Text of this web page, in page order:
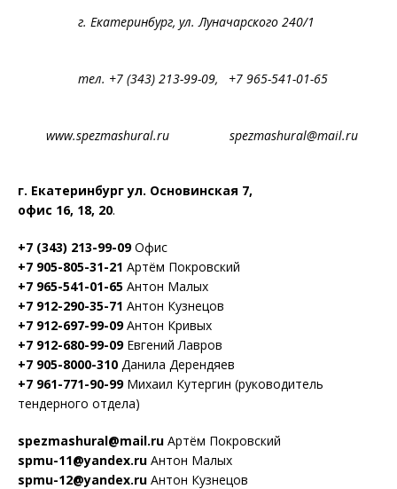
г. Екатеринбург, ул. Луначарского 240/1
тел. +7 (343) 213-99-09, +7 965-541-01-65
www.spezmashural.ru spezmashural@mail.ru
г. Екатеринбург ул. Основинская 7,
офис 16, 18, 20.
+7 (343) 213-99-09Офис
+7 905-805-31-21 Артём Покровский
+7 965-541-01-65 Антон Малых
+7 912-290-35-71 Антон Кузнецов
+7 912-697-99-09Антон Кривых
+7 912-680-99-09Евгений Лавров
+7 905-8000-310 Данила Дерендяев
+7 961-771-90-99Михаил Кутергин (руководитель
тендерного отдела)
spezmashural@mail.ru Артём Покровский
spmu-11@yandex.ru Антон Малых
spmu-12@yandex.ru Антон Кузнецов